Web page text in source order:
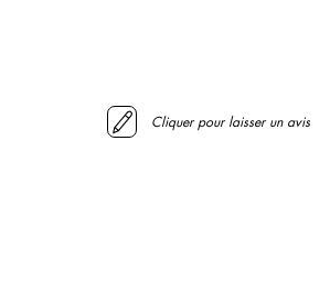
Cliquer pour laisser un avis